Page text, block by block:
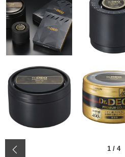
1 / 4